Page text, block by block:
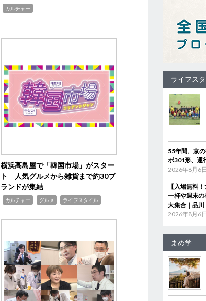
カルチャー
横浜高島屋で「韓国市場」がスター
ト 人気グルメから雑貨まで約30ブ
ランドが集結
カルチャー グルメ ライフスタイル
ライフス
55年間、京
ボ301形、運
2026年8月6日
【入場無料
一杯や週末
大集合｜品川
2026年8月6日
まめ学